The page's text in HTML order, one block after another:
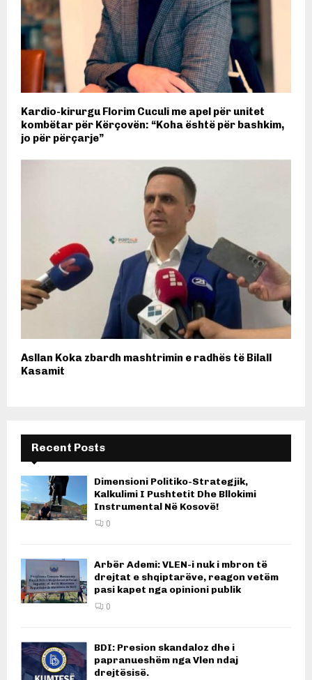
Kardio-kirurgu Florim Cuculi me apel për unitet
kombëtar për Kërçovën: “Koha është për bashkim,
jo për përçarje”
Asllan Koka zbardh mashtrimin e radhës të Bilall
Kasamit
Recent Posts
Dimensioni Politiko-Strategjik,
Kalkulimi I Pushtetit Dhe Bllokimi
Instrumental Në Kosovë!
0
Arbër Ademi: VLEN-i nuk i mbron të
drejtat e shqiptarëve, reagon vetëm
pasi kapet nga opinioni publik
0
BDI: Presion skandaloz dhe i
papranueshëm nga Vlen ndaj
drejtësisë.